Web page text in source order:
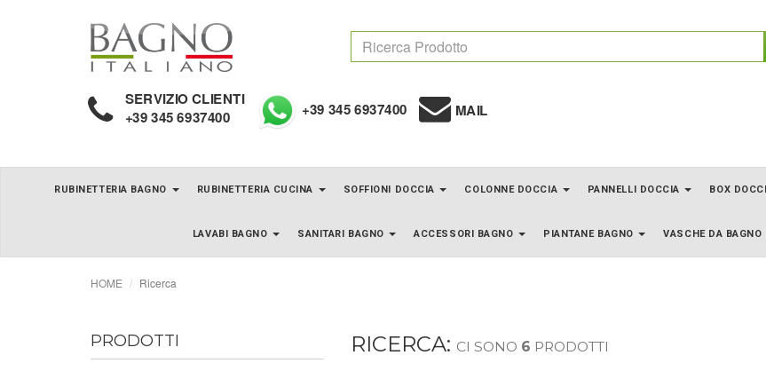
SERVIZIO CLIENTI
+39 345 6937400 +39 345 6937400 MAIL
RUBINETTERIA BAGNO RUBINETTERIA CUCINA SOFFIONI DOCCIA COLONNE DOCCIA PANNELLI DOCCIA BOX
LAVABI BAGNO SANITARI BAGNO ACCESSORI BAGNO PIANTANE BAGNO VASCHE DA BAGNO
HOME Ricerca
PRODOTTI RICERCA: CI SONO 6 PRODOTTI